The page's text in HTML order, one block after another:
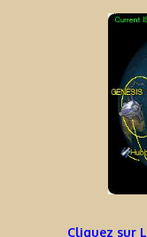
Cliquez sur